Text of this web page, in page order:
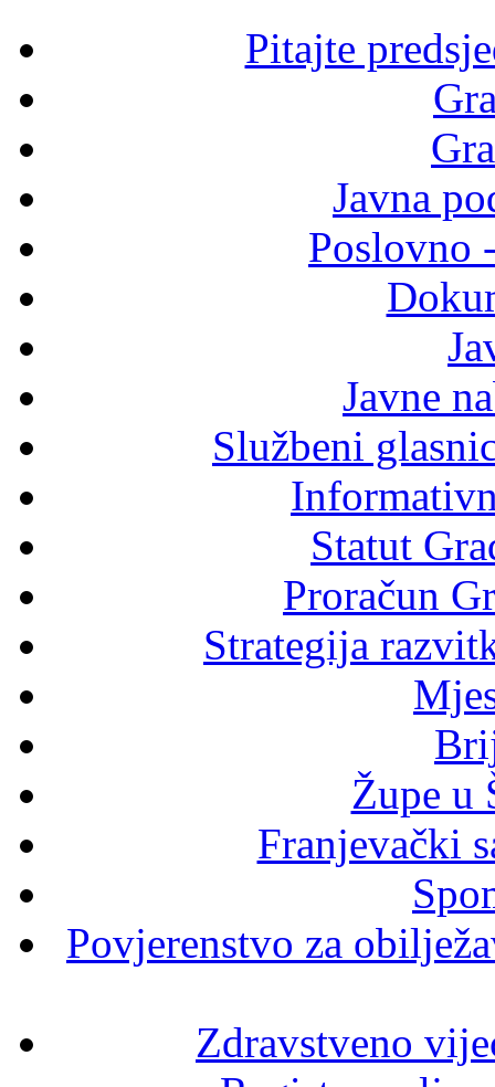
Pitajte
Javna
Poslovno
Javne
Službeni
Statut
Proračun
Strategija
Župe u
Franjevački
Povjerenstvo za
Zdravstveno